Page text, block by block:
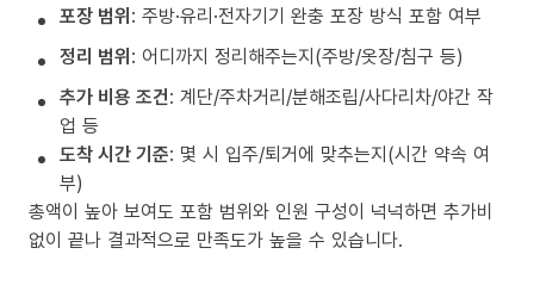
포장 범위: 주방·유리·전자기기 완충 포장 방식 포함 여부
정리 범위: 어디까지 정리해주는지(주방/옷장/침구 등)
추가 비용 조건: 계단/주차거리/분해조립/사다리차/야간 작
업 등
도착 시간 기준: 몇 시 입주/퇴거에 맞추는지(시간 약속 여
부)
총액이 높아 보여도 포함 범위와 인원 구성이 넉넉하면 추가비
없이 끝나 결과적으로 만족도가 높을 수 있습니다.